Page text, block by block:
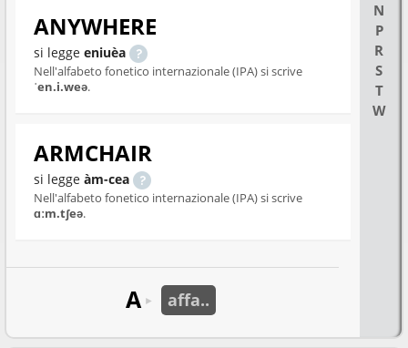
N
P
R
S
T
W
ANYWHERE
si legge eniuèa
Nell'alfabeto fonetico internazionale (IPA) si scrive
ˈen.i.weə.
ARMCHAIR
si legge àm-cea
Nell'alfabeto fonetico internazionale (IPA) si scrive
ɑːm.tʃeə.
A ► affa..